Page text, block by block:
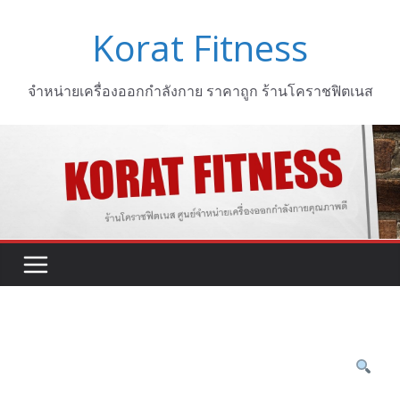
Korat Fitness
จำหน่ายเครื่องออกกำลังกาย ราคาถูก ร้านโคราชฟิตเนส